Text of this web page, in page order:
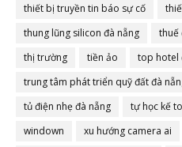
thiết bị truyền tin báo sự cố
thung lũng silicon đà nẵng
thuế
thị trường
tiền ảo top hotel
trung tâm phát triển quỹ đất đà
tủ điện nhẹ đà nẵng
tự học kế
windown
xu hướng camera ai